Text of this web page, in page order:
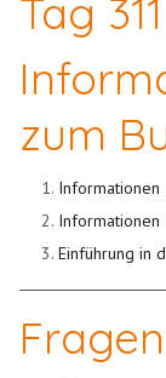
Tag 311
zum
Informationen
Informationen
Einführung in
Fragen